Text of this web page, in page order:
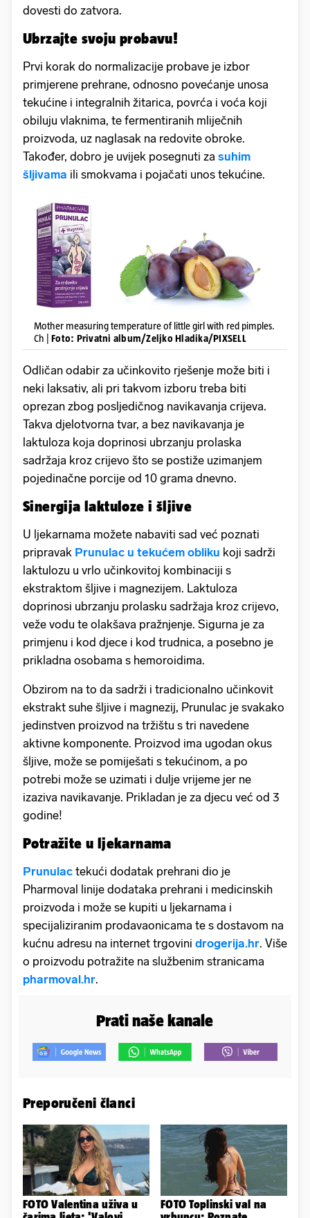
dovesti do zatvora.
Ubrzajte svoju probavu!
Prvi korak do normalizacije probave je izbor
primjerene prehrane, odnosno povećanje unosa
tekućine i integralnih žitarica, povrća i voća koji
obiluju vlaknima, te fermentiranih mliječnih
proizvoda, uz naglasak na redovite obroke.
Također, dobro je uvijek posegnuti za suhim
šljivama ili smokvama i pojačati unos tekućine.
Mother measuring temperature of little girl with red pimples.
Ch | Foto: Privatni album/Zeljko Hladika/PIXSELL
Odličan odabir za učinkovito rješenje može biti i
neki laksativ, ali pri takvom izboru treba biti
oprezan zbog posljedičnog navikavanja crijeva.
Takva djelotvorna tvar, a bez navikavanja je
laktuloza koja doprinosi ubrzanju prolaska
sadržaja kroz crijevo što se postiže uzimanjem
pojedinačne porcije od 10 grama dnevno.
Sinergija laktuloze i šljive
U ljekarnama možete nabaviti sad već poznati
pripravak Prunulac u tekućem obliku koji sadrži
laktulozu u vrlo učinkovitoj kombinaciji s
ekstraktom šljive i magnezijem. Laktuloza
doprinosi ubrzanju prolasku sadržaja kroz crijevo,
veže vodu te olakšava pražnjenje. Sigurna je za
primjenu i kod djece i kod trudnica, a posebno je
prikladna osobama s hemoroidima.
Obzirom na to da sadrži i tradicionalno učinkovit
ekstrakt suhe šljive i magnezij, Prunulac je svakako
jedinstven proizvod na tržištu s tri navedene
aktivne komponente. Proizvod ima ugodan okus
šljive, može se pomiješati s tekućinom, a po
potrebi može se uzimati i dulje vrijeme jer ne
izaziva navikavanje. Prikladan je za djecu već od 3
godine!
Potražite u ljekarnama
Prunulac tekući dodatak prehrani dio je
Pharmoval linije dodataka prehrani i medicinskih
proizvoda i može se kupiti u ljekarnama i
specijaliziranim prodavaonicama te s dostavom na
kućnu adresu na internet trgovini drogerija.hr. Više
o proizvodu potražite na službenim stranicama
pharmoval.hr.
Prati naše kanale
Preporučeni članci
FOTO Valentina uživa u
FOTO Toplinski val na